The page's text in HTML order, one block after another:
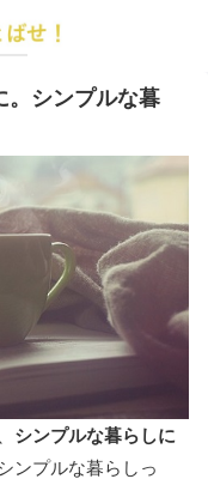
。シンプルな暮
シンプルな暮らしに
ンプルな暮らしっ